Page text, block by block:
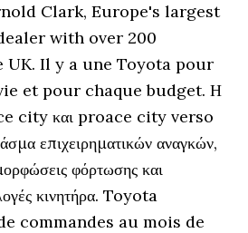
Clark, Europe's largest
with over 200
UK. Il y a une Toyota pour
et pour chaque budget. Η
city και proace city verso
επιχειρηματικών αναγκών,
φόρτωσης και
κινητήρα. Toyota
commandes au mois de